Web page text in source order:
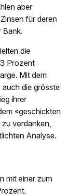
aber
für deren
Bank.
die
Prozent
Mit dem
die grösste
ihrer
«geschickten
verdanken,
Analyse.
mit einer zum